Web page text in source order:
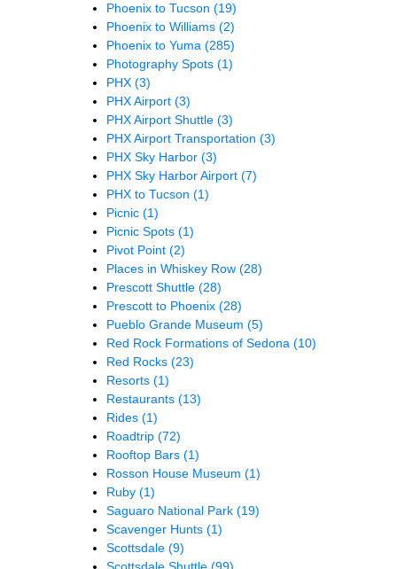
Phoenix to Tucson (19)
Phoenix to Williams (2)
Phoenix to Yuma (285)
Photography Spots (1)
PHX (3)
PHX Airport (3)
PHX Airport Shuttle (3)
PHX Airport Transportation (3)
PHX Sky Harbor (3)
PHX Sky Harbor Airport (7)
PHX to Tucson (1)
Picnic (1)
Picnic Spots (1)
Pivot Point (2)
Places in Whiskey Row (28)
Prescott Shuttle (28)
Prescott to Phoenix (28)
Pueblo Grande Museum (5)
Red Rock Formations of Sedona (10)
Red Rocks (23)
Resorts (1)
Restaurants (13)
Rides (1)
Roadtrip (72)
Rooftop Bars (1)
Rosson House Museum (1)
Ruby (1)
Saguaro National Park (19)
Scavenger Hunts (1)
Scottsdale (9)